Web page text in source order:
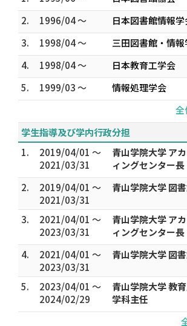
2.
1996/04 ～
日本図書館情報学
3.
1998/04 ～
三田図書館・情
4.
1998/04 ～
日本教育工学会
5.
1999/03 ～
情報処理学会
全
学生指導及び学内行政分担
1.
2019/04/01 ～
2021/03/31
青山学院大学 ア
ィングセンター長
2.
2019/04/01 ～
2021/03/31
青山学院大学 図
3.
2021/04/01 ～
2023/03/31
青山学院大学 ア
ィングセンター長
4.
2021/04/01 ～
2023/03/31
青山学院大学 図
5.
2023/04/01 ～
2024/02/29
青山学院大学 教
学科主任